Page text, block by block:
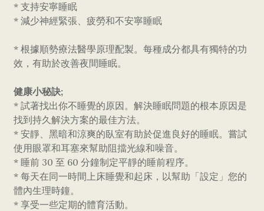
* 支持安寧睡眠
* 減少神經緊張、疲勞和不安寧睡眠
* 根據順勢療法醫學原理配製。每種成分都具有獨特的功
效，有助於改善夜間睡眠。
健康小秘訣;
* 試著找出你不睡覺的原因。解決睡眠問題的根本原因是
找到持久解決方案的最佳方法。
* 安靜、黑暗和涼爽的臥室有助於促進良好的睡眠。嘗試
使用眼罩和耳塞來幫助阻擋光線和噪音。
* 睡前 30 至 60 分鐘制定平靜的睡前程序。
* 每天在同一時間上床睡覺和起床，以幫助「設定」您的
體內生理時鐘。
* 享受一些定期的體育活動。